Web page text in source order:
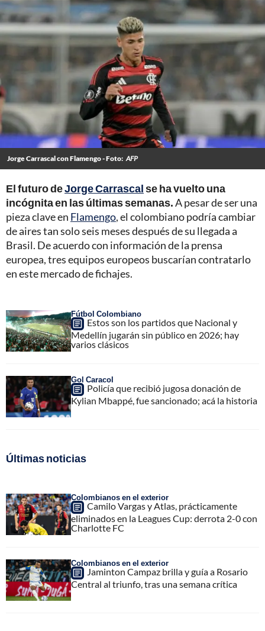
Jorge Carrascal con Flamengo - Foto: AFP
El futuro deJorge Carrascalse ha vuelto una
incógnita en las últimas semanas.A pesar de ser una
pieza clave en Flamengo, el colombiano podría cambiar
de aires tan solo seis meses después de su llegada a
Brasil. De acuerdo con información de la prensa
europea, tres equipos europeos buscarían contratarlo
en este mercado de fichajes.
Fútbol Colombiano
Estos son los partidos que Nacional y
Medellín jugarán sin público en 2026; hay
varios clásicos
Gol Caracol
Policía que recibió jugosa donación de
Kylian Mbappé, fue sancionado; acá la historia
Últimas noticias
Colombianos en el exterior
Camilo Vargas y Atlas, prácticamente
eliminados en la Leagues Cup: derrota 2-0 con
Charlotte FC
Colombianos en el exterior
Jaminton Campaz brilla y guía a Rosario
Central al triunfo, tras una semana crítica